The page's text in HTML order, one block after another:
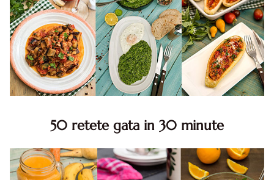
50 retete gata in 30 minute
minute. Retete rapide. Retete rapide de mancare. Idei
retete mancare rapid